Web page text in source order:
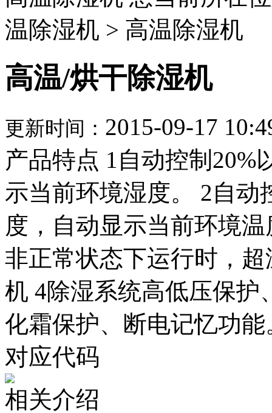
温除湿机 > 高温除湿机
高温/烘干除湿机
更新时间： 2015-09-17
产品特点 1自动控制20%
示当前环境湿度。 2自
度，自动显示当前环境
非正常状态下运行时，
机 4除湿系统高低压保护
化霜保护、断电记忆功
对应代码
相关介绍